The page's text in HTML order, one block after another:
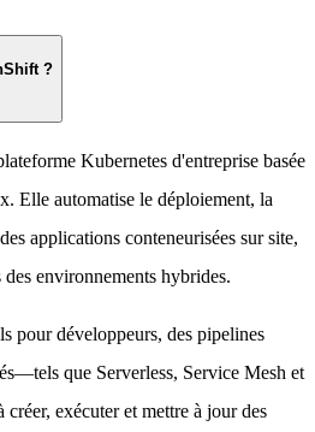
?
Kubernetes d'entreprise basée
Elle automatise le déploiement, la
applications conteneurisées sur site,
environnements hybrides.
pour développeurs, des pipelines
que Serverless, Service Mesh et
exécuter et mettre à jour des